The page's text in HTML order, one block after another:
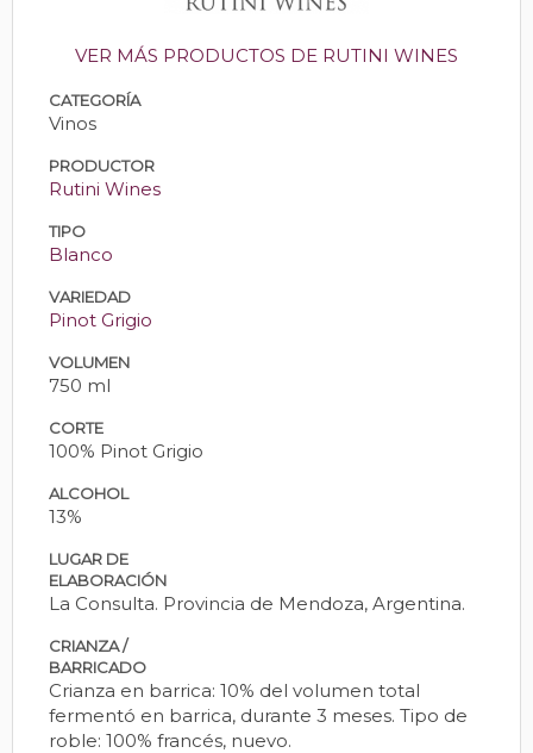
VER MÁS PRODUCTOS DE RUTINI WINES
CATEGORÍA
Vinos
PRODUCTOR
Rutini Wines
TIPO
Blanco
VARIEDAD
Pinot Grigio
VOLUMEN
750 ml
CORTE
100% Pinot Grigio
ALCOHOL
13%
LUGAR DE
ELABORACIÓN
La Consulta. Provincia de Mendoza, Argentina.
CRIANZA /
BARRICADO
Crianza en barrica: 10% del volumen total
fermentó en barrica, durante 3 meses. Tipo de
roble: 100% francés, nuevo.